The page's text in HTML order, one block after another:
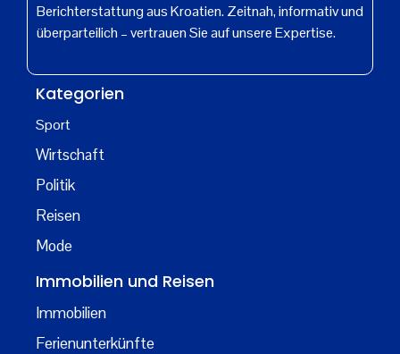
Berichterstattung aus Kroatien. Zeitnah, informativ und
überparteilich – vertrauen Sie auf unsere Expertise.
Kategorien
Sport
Wirtschaft
Politik
Reisen
Mode
Immobilien und Reisen
Immobilien
Ferienunterkünfte